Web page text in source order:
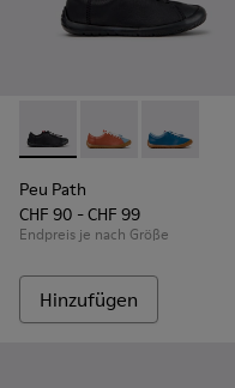
Peu Path - K800707-
Peu Path -Peu Path
Peu Path
CHF 90 - CHF 99
Endpreis je nach Größe
Hinzufügen